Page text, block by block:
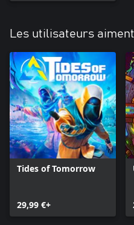
Les utilisateurs
Tides of Tomorrow
29,99 €+